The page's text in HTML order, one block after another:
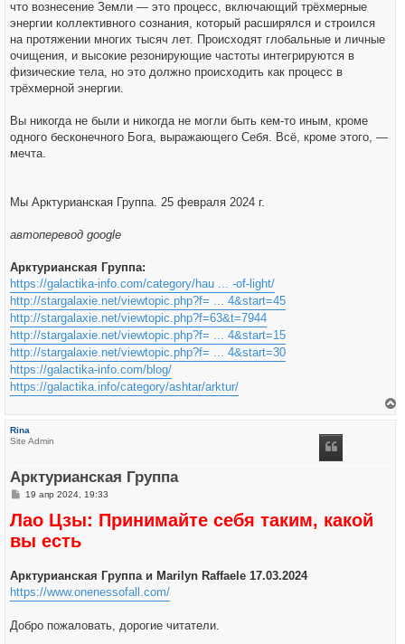
что вознесение Земли — это процесс, включающий трёхмерные
энергии коллективного сознания, который расширялся и строился
на протяжении многих тысяч лет. Происходят глобальные и личные
очищения, и высокие резонирующие частоты интегрируются в
физические тела, но это должно происходить как процесс в
трёхмерной энергии.
Вы никогда не были и никогда не могли быть кем-то иным, кроме
одного бесконечного Бога, выражающего Себя. Всё, кроме этого, —
мечта.
Мы Арктурианская Группа. 25 февраля 2024 г.
автоперевод google
Арктурианская Группа:
https://galactika-info.com/category/hau ... -of-light/
http://stargalaxie.net/viewtopic.php?f= ... 4&start=45
http://stargalaxie.net/viewtopic.php?f=63&t=7944
http://stargalaxie.net/viewtopic.php?f= ... 4&start=15
http://stargalaxie.net/viewtopic.php?f= ... 4&start=30
https://galactika-info.com/blog/
https://galactika.info/category/ashtar/arktur/
Rina
Site Admin
Арктурианская Группа
С
о
б
щ
е
е
19 апр 2024, 19:33
Лао Цзы: Принимайте себя таким, какой
вы есть
Арктурианская Группа и Marilyn Raffaele 17.03.2024
https://www.onenessofall.com/
Добро пожаловать, дорогие читатели.